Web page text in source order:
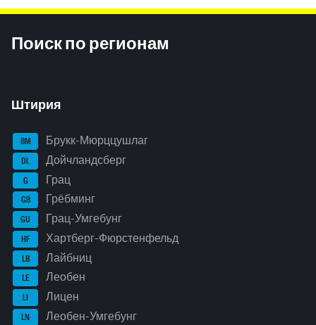
Поиск по регионам
Штирия
BM Брукк-Мюрццушлаг
DL Дойчландсберг
G Грац
GB Грёбминг
GU Грац-Умгебунг
HF Хартберг-Фюрстенфельд
LB Лайбниц
LE Леобен
LI Лицен
LN Леобен-Умгебунг